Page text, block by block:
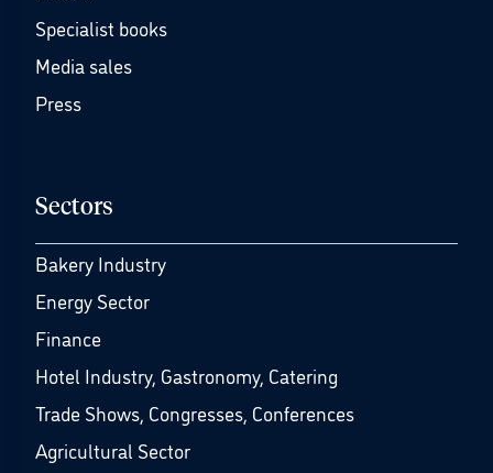
Specialist books
Media sales
Press
Sectors
Bakery Industry
Energy Sector
Finance
Hotel Industry, Gastronomy, Catering
Trade Shows, Congresses, Conferences
Agricultural Sector